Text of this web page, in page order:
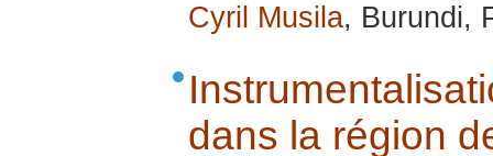
Cyril Musila, Burundi,
dans la région